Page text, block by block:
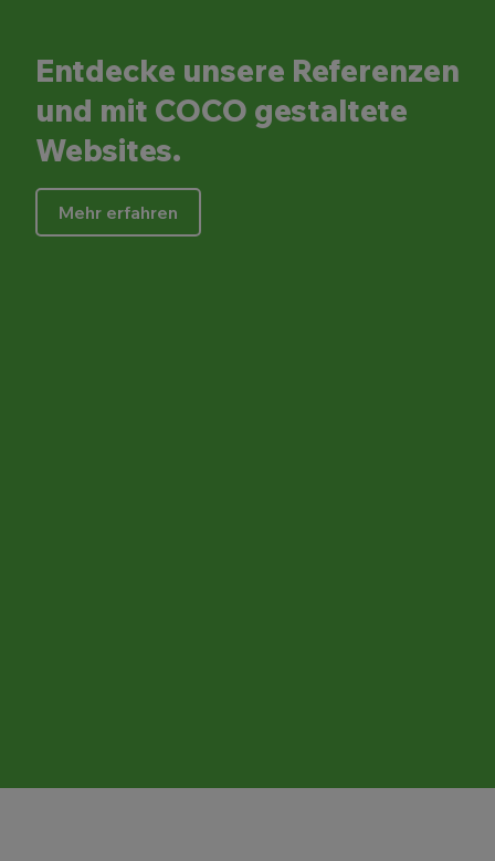
Entdecke unsere Referenzen
und mit COCO gestaltete
Websites.
Mehr erfahren